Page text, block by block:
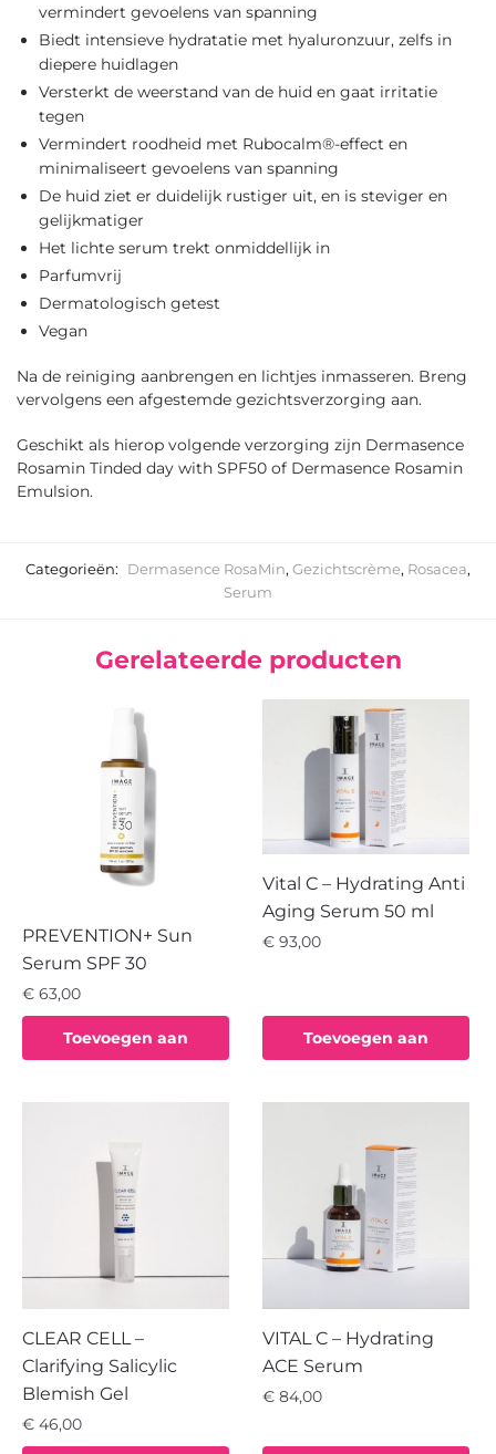
vermindert gevoelens van spanning
Biedt intensieve hydratatie met hyaluronzuur, zelfs in
diepere huidlagen
Versterkt de weerstand van de huid en gaat irritatie
tegen
Vermindert roodheid met Rubocalm®-effect en
minimaliseert gevoelens van spanning
De huid ziet er duidelijk rustiger uit, en is steviger en
gelijkmatiger
Het lichte serum trekt onmiddellijk in
Parfumvrij
Dermatologisch getest
Vegan
Na de reiniging aanbrengen en lichtjes inmasseren. Breng
vervolgens een afgestemde gezichtsverzorging aan.
Geschikt als hierop volgende verzorging zijn Dermasence
Rosamin Tinded day with SPF50 of Dermasence Rosamin
Emulsion.
Categorieën: Dermasence RosaMin, Gezichtscrème, Rosacea,
Serum
Gerelateerde producten
PREVENTION+ Sun
Serum SPF 30
€ 63,00
Toevoegen aan
Vital C – Hydrating Anti
Aging Serum 50 ml
€ 93,00
Toevoegen aan
CLEAR CELL –
Clarifying Salicylic
Blemish Gel
€ 46,00
VITAL C – Hydrating
ACE Serum
€ 84,00